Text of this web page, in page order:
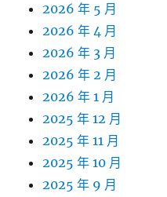
2026 年 5 月
2026 年 4 月
2026 年 3 月
2026 年 2 月
2026 年 1 月
2025 年 12 月
2025 年 11 月
2025 年 10 月
2025 年 9 月